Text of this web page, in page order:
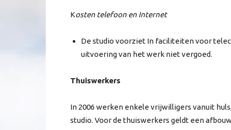
Kosten telefoon en Internet
De studio voorziet In faciliteiten voor
uitvoering van het werk niet vergoed.
Thuiswerkers
In 2006 werken enkele vrijwilligers vanuit
studio. Voor de thuiswerkers geldt een